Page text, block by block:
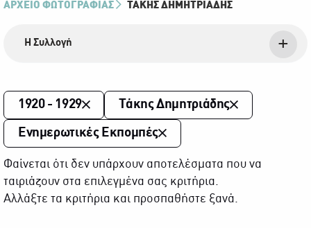
ΑΡΧΕΙΟ ΦΩΤΟΓΡΑΦΙΑΣ ΤΆΚΗΣ ΔΗΜΗΤΡΙΆΔΗΣ
Η Συλλογή
1920 - 1929 Τάκης Δημητριάδης
Ενημερωτικές Εκπομπές
Φαίνεται ότι δεν υπάρχουν αποτελέσματα που να
ταιριάζουν στα επιλεγμένα σας κριτήρια.
Αλλάξτε τα κριτήρια και προσπαθήστε ξανά.